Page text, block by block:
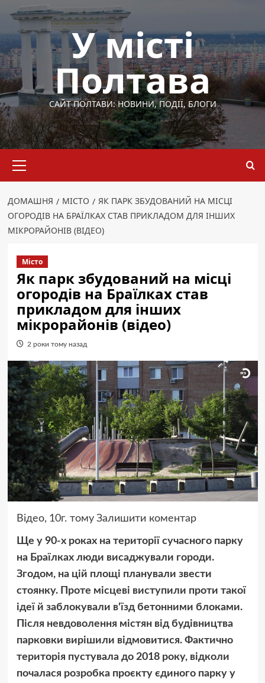
Перейти
вмісту
У місті
Полтава
САЙТ ПОЛТАВИ: НОВИНИ, ПОДІЇ, БЛОГИ
меню
ДОМАШНЯ МІСТО
ЯК ПАРК ЗБУДОВАНИЙ НА МІСЦІ
ОГОРОДІВ НА БРАЇЛКАХ СТАВ ПРИКЛАДОМ ДЛЯ ІНШИХ
МІКРОРАЙОНІВ (ВІДЕО)
Місто
Як парк збудований на місці
огородів на Браїлках став
прикладом для інших
мікрорайонів (відео)
2 роки тому назад
Відео, 10г. тому Залишити коментар
Ще у 90-х роках на території сучасного парку
на Браїлках люди висаджували городи.
Згодом, на цій площі планували звести
стоянку. Проте місцеві виступили проти такої
ідеї й заблокували в'їзд бетонними блоками.
Після невдоволення містян від будівництва
парковки вирішили відмовитися. Фактично
територія пустувала до 2018 року, відколи
почалася розробка проєкту єдиного парку у